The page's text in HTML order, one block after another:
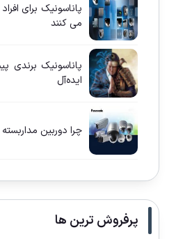
پاناسونيک برای
می كنند
پاناسونيک برندی
ايده‌آل
چرا دوربين
پرفروش ترین ها